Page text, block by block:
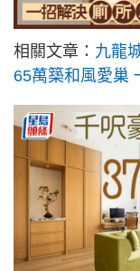
相關文章： 九龍
65萬築和風愛巢